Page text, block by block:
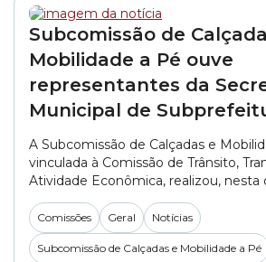
Subcomissão de
Mobilidade a Pé ouve
representantes da
Municipal de
A Subcomissão de Calçadas e
vinculada à Comissão de Trânsito,
Atividade Econômica, realizou, nesta
(06/08), a primeira reunião do
2026. No encontro, os vereadores
representantes da SMSUB
Subprefeituras). A pasta foi
Comissões Geral Notícias
Subcomissão de Calçadas e Mobilidade a Pé